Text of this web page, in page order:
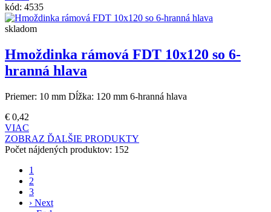
kód: 4535
skladom
Hmoždinka rámová FDT 10x120 so 6-
hranná hlava
Priemer: 10 mm Dĺžka: 120 mm 6-hranná hlava
€ 0,42
VIAC
ZOBRAZ ĎALŠIE PRODUKTY
Počet nájdených produktov: 152
1
2
3
› Next